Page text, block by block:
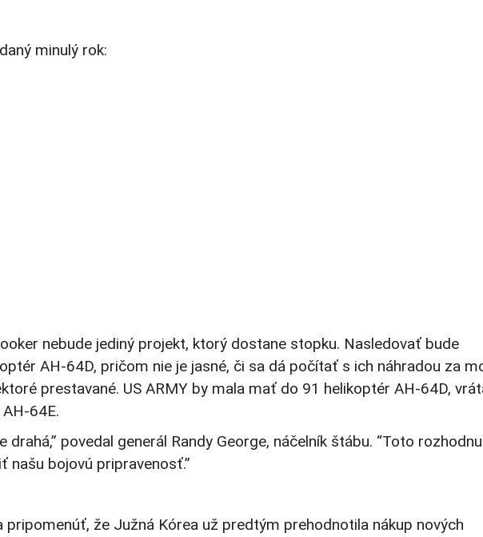
minulý rok:
nebude jediný projekt, ktorý dostane stopku. Nasledovať bude
AH-64D, pričom nie je jasné, či sa dá počítať s ich náhradou za
prestavané. US ARMY by mala mať do 91 helikoptér AH-64D,
64E.
drahá,” povedal generál Randy George, náčelník štábu. “Toto
našu bojovú pripravenosť.”
že Južná Kórea už predtým prehodnotila nákup nových